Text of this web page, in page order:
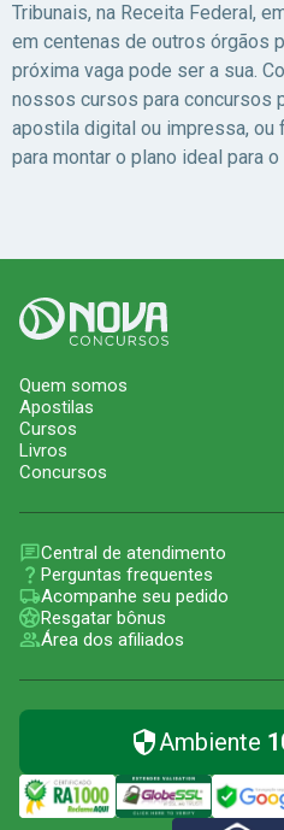
Tribunais, na Receita Federal,
em centenas de outros órgãos
próxima vaga pode ser a sua.
nossos cursos para concursos
apostila digital ou impressa,
para montar o plano ideal para
Quem somos
Apostilas
Cursos
Livros
Concursos
Central de atendimento
Perguntas frequentes
Acompanhe seu pedido
Resgatar bônus
Área dos afiliados
Ambiente